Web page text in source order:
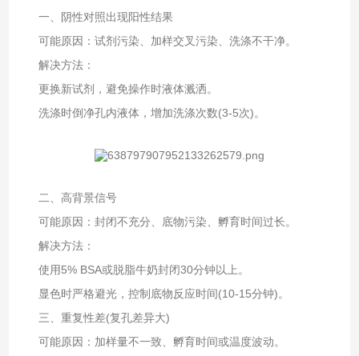
一、阴性对照出现阳性结果‌
可能原因‌：试剂污染、加样交叉污染、洗涤不干净。
解决方法‌：
更换新试剂，避免操作时液体溅洒。
洗涤时倒净孔内液体，增加洗涤次数(3-5次)。
二、高背景信号‌
可能原因‌：封闭不充分、底物污染、孵育时间过长。
解决方法‌：
使用5% BSA或脱脂牛奶封闭30分钟以上。
显色时严格避光，控制底物反应时间(10-15分钟)。
三、重复性差(复孔差异大)‌
可能原因‌：加样量不一致、孵育时间或温度波动。